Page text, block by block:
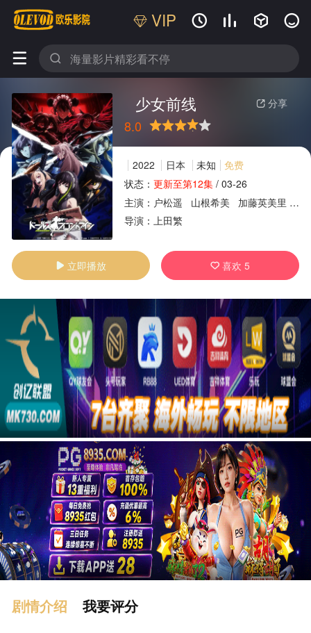
VIP    
 
 分享
少女前线
8.0
很差较差还行推荐力荐
2022 日本 未知
免费
状态： 更新至第12集/ 03-26
主演： 户松遥 山根希美 加藤英美里
田
导演： 上田繁
 立即播放  喜欢5
广告
剧情介绍 我要评分